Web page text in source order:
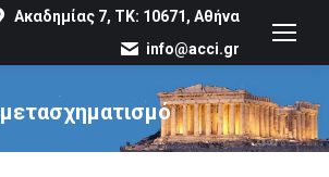
Ακαδημίας 7, ΤΚ: 10671, Αθήνα
info@acci.gr
μετασχηματισμό
You are here: